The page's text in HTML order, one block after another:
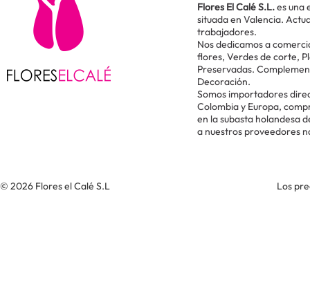
Flores El Calé S.L.es una
situada en Valencia.
trabajadores.
Nos dedicamos a
flores, Verdes de corte,
Preservadas.
Decoración.
Somos importadores
Colombia y Europa,
en la subasta holandesa
a nuestros proveedores
© 2026 Flores el Calé S.L Los